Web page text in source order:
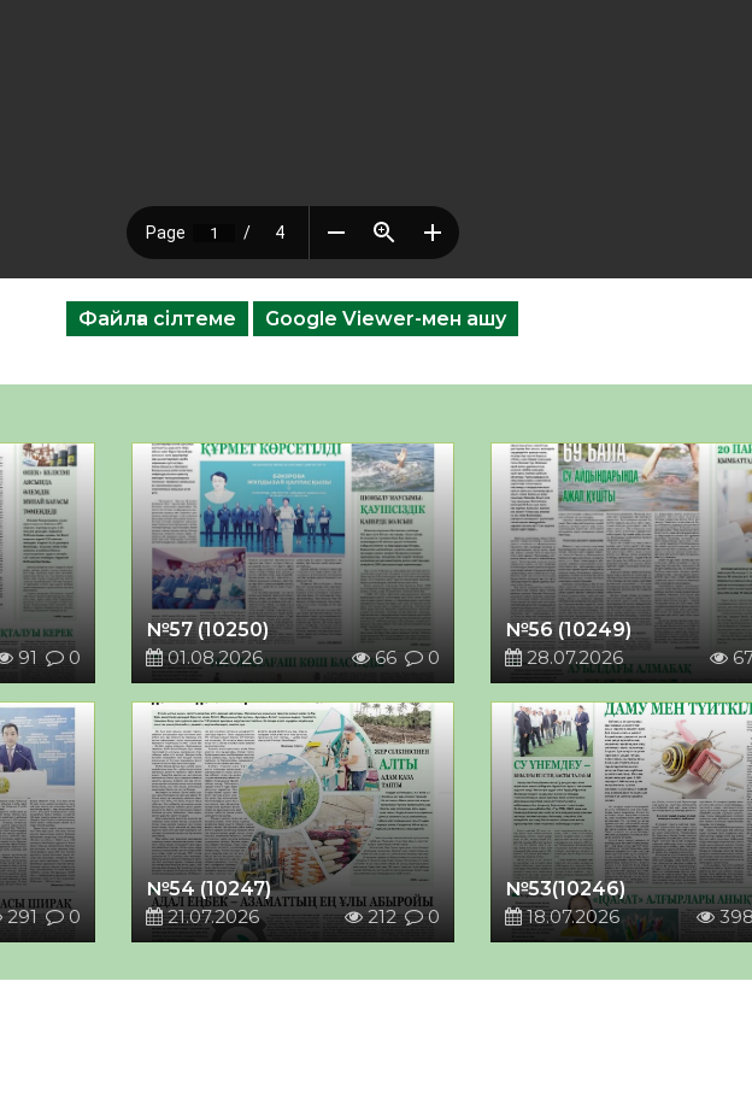
Файлға сілтеме Google Viewer-мен ашу
91 0
№57 (10250)
01.08.2026
66 0
№56 (10249)
28.07.2026
291 0
№54 (10247)
21.07.2026
212 0
№53(10246)
18.07.2026
398